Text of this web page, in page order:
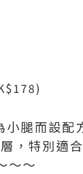
小腿而設配
，特別適
～～